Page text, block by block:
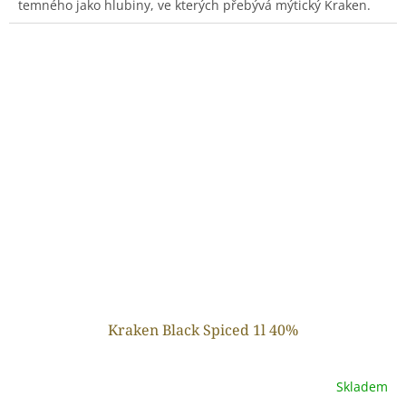
temného jako hlubiny, ve kterých přebývá mýtický Kraken.
Kraken Black Spiced 1l 40%
Skladem